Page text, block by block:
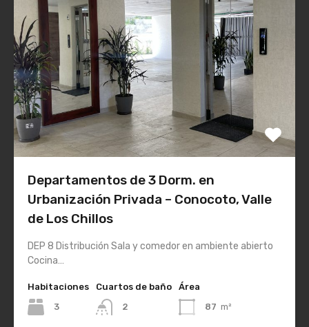
Departamentos de 3 Dorm. en
Urbanización Privada – Conocoto, Valle
de Los Chillos
DEP 8 Distribución Sala y comedor en ambiente abierto
Cocina…
Habitaciones
3
Cuartos de baño
2
Área
87 m²